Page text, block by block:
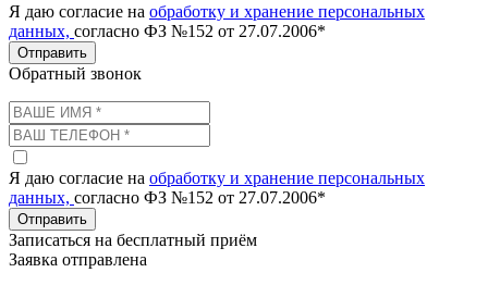
Я даю согласие на обработку и хранение персональных
данных, согласно ФЗ №152 от 27.07.2006*
Отправить
Обратный звонок
Я даю согласие на обработку и хранение персональных
данных, согласно ФЗ №152 от 27.07.2006*
Отправить
Записаться на бесплатный приём
Заявка отправлена